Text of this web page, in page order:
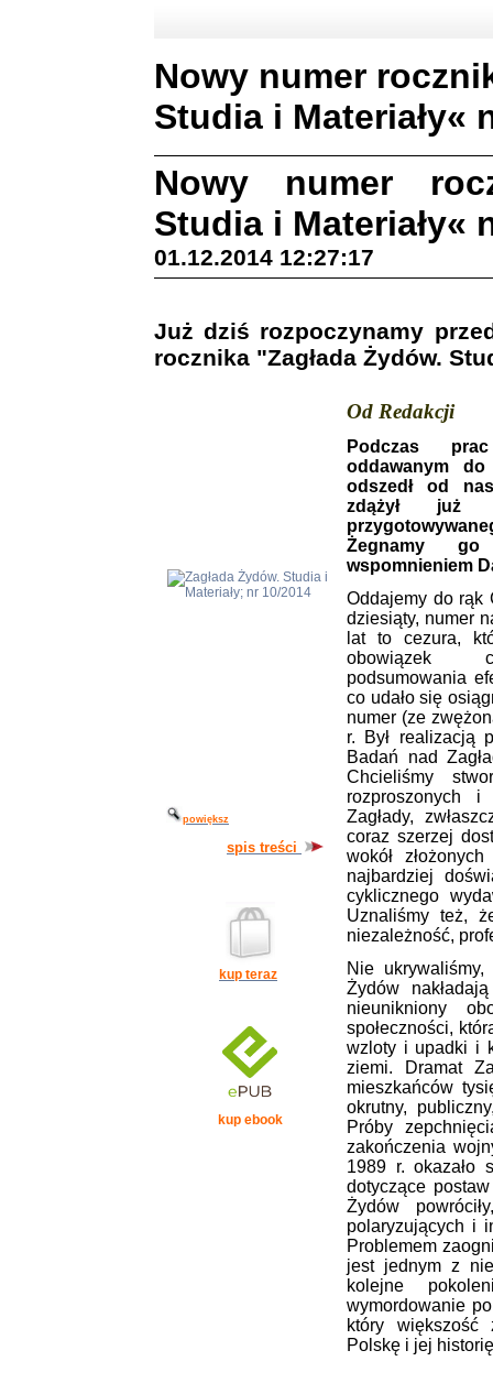
Nowy numer
Studia i Materiały«
Nowy numer
Studia i Materiały«
01.12.2014 12:27:17
Już dziś rozpoczynamy
rocznika "Zagłada Żydów.
powiększ
spis treści
kup teraz
kup ebook
Od Redakcji
Podczas
oddawanym
odszedł od
zdążył już
Żegnamy
wspomnieniem
Oddajemy do rąk
dziesiąty, numer
lat to cezura,
obowiązek
podsumowania
co udało się
numer (ze
r. Był realizacją
Badań nad
Chcieliśmy
rozproszonych
Zagłady,
coraz szerzej
wokół
najbardziej
cyklicznego
Uznaliśmy też,
niezależność,
Nie
Żydów
nieunikniony
społeczności,
wzloty i upadki i
ziemi. Dramat
mieszkańców
okrutny,
Próby
zakończenia
1989 r. okazało
dotyczące
Żydów
polaryzujących i
Problemem
jest jednym z
kolejne
wymordowanie
który większość
Polskę i jej